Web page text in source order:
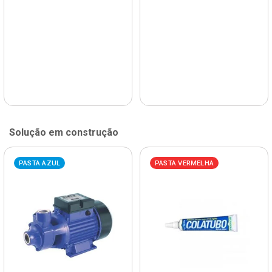
Solução em construção
PASTA AZUL PASTA VERMELHA